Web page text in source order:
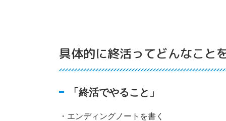
具体的に終活ってどんなこと
「終活でやること」
・エンディングノートを書く